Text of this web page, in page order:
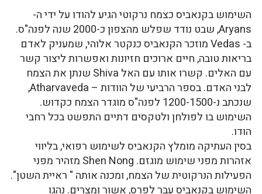
השימוש בקנאביס כצמח נרקוטי הגיע להודו על ידי ה-
Aryans, שבט נודד שפלש מהצפון כ-2000 שנה לפנה"ס.
ב- Vedas מוזכר הקנאביס כנקטר אלוהי, שמעניק לאדם
בריאות טובה, חיים ארוכים חזיונות ואפשרות ליצור קשר
עם האלים. קשרו אותו עם האל Shiva שנתן את הצמח
לבני האדם. בספר הרביעי של הוודות – Atharvaveda,
שנכתב נ-1200-1500 לפנה"ס מוגדר הצמח כקדוש.
השימוש בו לפולחן ולטקסים דתיים התפשט בכל רחבי
הודו.
בסין העתיקה מומלץ הקנאביס לשימוש רפואי, בליווי
אזהרות מפני שימוש מוגזם. Shen Nong מזהיר מפני
הפעילות הנרקוטית של הצמח, ומכנה אותה " ראיית השטן".
השימוש בקנאביס עבר לפרס, אשור ומצרים. נהגו